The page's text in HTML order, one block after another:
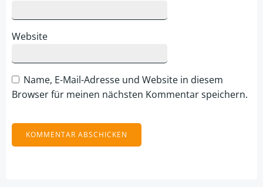
Website
Name, E-Mail-Adresse und Website in diesem
Browser für meinen nächsten Kommentar speichern.